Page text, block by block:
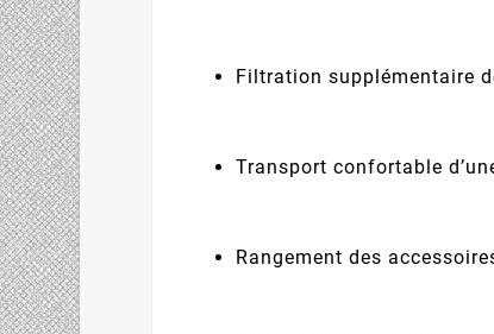
Filtration supplémentaire
Transport confortable
Rangement des